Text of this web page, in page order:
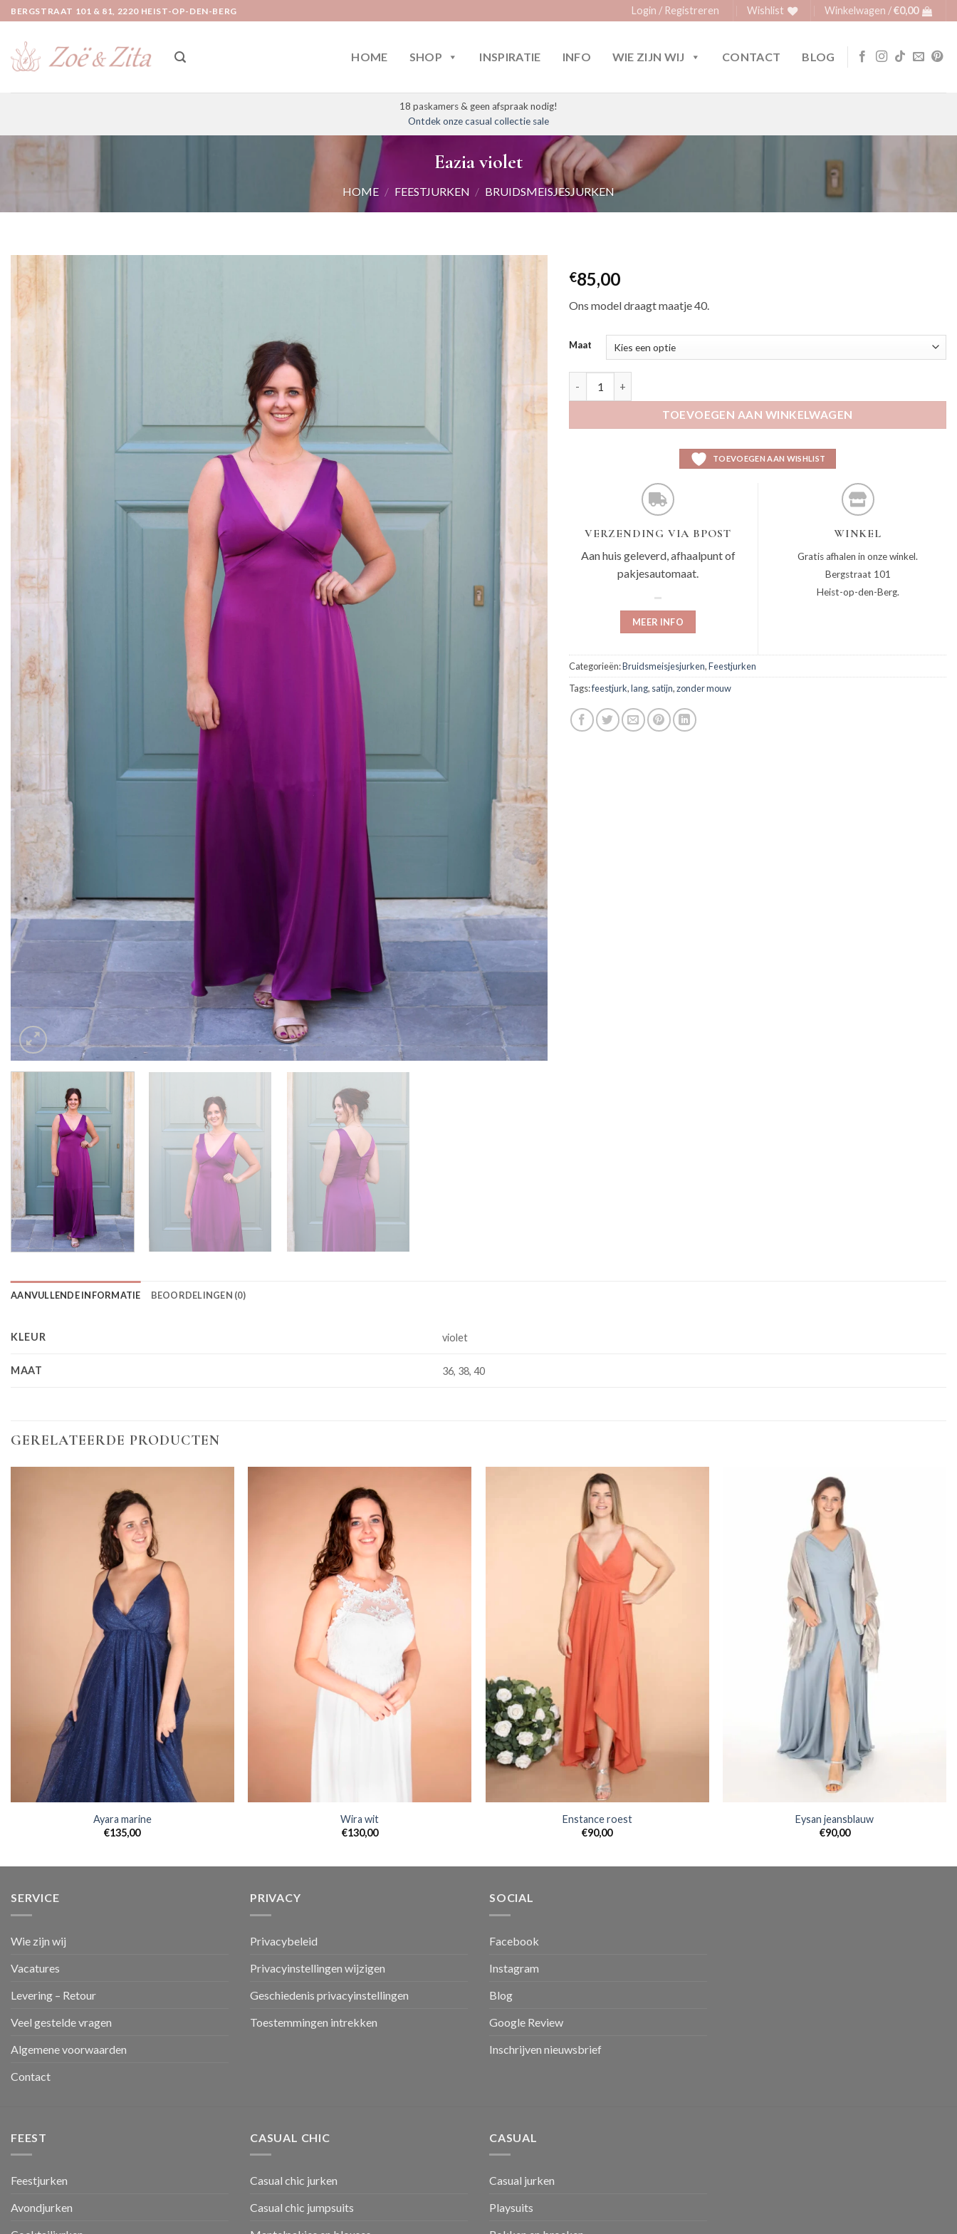
Ga
naar
inhoud
BERGSTRAAT 101 & 81, 2220 HEIST-OP-DEN-BERG Login / Registreren Wishlist Winkelwagen /€0,00
HOME SHOP INSPIRATIE INFO WIE ZIJN WIJ CONTACT BLOG
18 paskamers & geen afspraak nodig!
Ontdek onze casual collectie sale
Eazia violet
HOME / FEESTJURKEN / BRUIDSMEISJESJURKEN
€85,00
Ons model draagt maatje 40.
Maat
TOEVOEGEN AAN WINKELWAGEN
TOEVOEGEN AAN WISHLIST
VERZENDING VIA BPOST
Aan huis geleverd, afhaalpunt of
pakjesautomaat.
MEER INFO
WINKEL
Gratis afhalen in onze winkel.
Bergstraat 101
Heist-op-den-Berg.
Categorieën:Bruidsmeisjesjurken,Feestjurken
Tags:feestjurk,lang, satijn,zonder mouw
AANVULLENDE INFORMATIE BEOORDELINGEN (0)
KLEUR violet
MAAT 36, 38, 40
GERELATEERDE PRODUCTEN
Ayara marine
€135,00
Wira wit
€130,00
Enstance roest
€90,00
Eysan jeansblauw
€90,00
SERVICE
Wie zijn wij
Vacatures
Levering – Retour
Veel gestelde vragen
Algemene voorwaarden
Contact
PRIVACY
Privacybeleid
Privacyinstellingen wijzigen
Geschiedenis privacyinstellingen
Toestemmingen intrekken
SOCIAL
Facebook
Instagram
Blog
Google Review
Inschrijven nieuwsbrief
FEEST
Feestjurken
Avondjurken
CASUAL CHIC
Casual chic jurken
Casual chic jumpsuits
CASUAL
Casual jurken
Playsuits